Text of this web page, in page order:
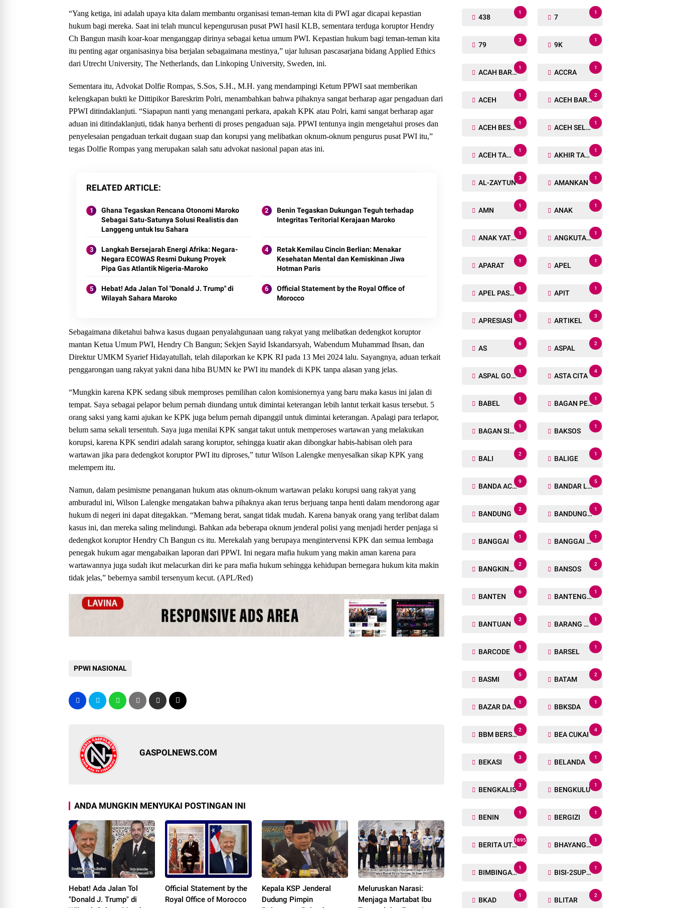
“Yang ketiga, ini adalah upaya kita dalam membantu organisasi teman-teman kita di PWI agar dicapai kepastian
hukum bagi mereka. Saat ini telah muncul kepengurusan pusat PWI hasil KLB, sementara terduga koruptor Hendry
Ch Bangun masih koar-koar menganggap dirinya sebagai ketua umum PWI. Kepastian hukum bagi teman-teman kita
itu penting agar organisasinya bisa berjalan sebagaimana mestinya,” ujar lulusan pascasarjana bidang Applied Ethics
dari Utrecht University, The Netherlands, dan Linkoping University, Sweden, ini.
Sementara itu, Advokat Dolfie Rompas, S.Sos, S.H., M.H. yang mendampingi Ketum PPWI saat memberikan
kelengkapan bukti ke Dittipikor Bareskrim Polri, menambahkan bahwa pihaknya sangat berharap agar pengaduan dari
PPWI ditindaklanjuti. “Siapapun nanti yang menangani perkara, apakah KPK atau Polri, kami sangat berharap agar
aduan ini ditindaklanjuti, tidak hanya berhenti di proses pengaduan saja. PPWI tentunya ingin mengetahui proses dan
penyelesaian pengaduan terkait dugaan suap dan korupsi yang melibatkan oknum-oknum pengurus pusat PWI itu,”
tegas Dolfie Rompas yang merupakan salah satu advokat nasional papan atas ini.
RELATED ARTICLE
Ghana Tegaskan Rencana Otonomi Maroko
Sebagai Satu-Satunya Solusi Realistis dan
Langgeng untuk Isu Sahara
Benin Tegaskan Dukungan Teguh terhadap
Integritas Teritorial Kerajaan Maroko
Langkah Bersejarah Energi Afrika: Negara-
Negara ECOWAS Resmi Dukung Proyek
Pipa Gas Atlantik Nigeria-Maroko
Retak Kemilau Cincin Berlian: Menakar
Kesehatan Mental dan Kemiskinan Jiwa
Hotman Paris
Hebat! Ada Jalan Tol "Donald J. Trump" di
Wilayah Sahara Maroko
Official Statement by the Royal Office of
Morocco
Sebagaimana diketahui bahwa kasus dugaan penyalahgunaan uang rakyat yang melibatkan dedengkot koruptor
mantan Ketua Umum PWI, Hendry Ch Bangun; Sekjen Sayid Iskandarsyah, Wabendum Muhammad Ihsan, dan
Direktur UMKM Syarief Hidayatullah, telah dilaporkan ke KPK RI pada 13 Mei 2024 lalu. Sayangnya, aduan terkait
penggarongan uang rakyat yakni dana hiba BUMN ke PWI itu mandek di KPK tanpa alasan yang jelas.
“Mungkin karena KPK sedang sibuk memproses pemilihan calon komisionernya yang baru maka kasus ini jalan di
tempat. Saya sebagai pelapor belum pernah diundang untuk dimintai keterangan lebih lantut terkait kasus tersebut. 5
orang saksi yang kami ajukan ke KPK juga belum pernah dipanggil untuk dimintai keterangan. Apalagi para terlapor,
belum sama sekali tersentuh. Saya juga menilai KPK sangat takut untuk memperoses wartawan yang melakukan
korupsi, karena KPK sendiri adalah sarang koruptor, sehingga kuatir akan dibongkar habis-habisan oleh para
wartawan jika para dedengkot koruptor PWI itu diproses,” tutur Wilson Lalengke menyesalkan sikap KPK yang
melempem itu.
Namun, dalam pesimisme penanganan hukum atas oknum-oknum wartawan pelaku korupsi uang rakyat yang
amburadul ini, Wilson Lalengke mengatakan bahwa pihaknya akan terus berjuang tanpa henti dalam mendorong agar
hukum di negeri ini dapat ditegakkan. “Memang berat, sangat tidak mudah. Karena banyak orang yang terlibat dalam
kasus ini, dan mereka saling melindungi. Bahkan ada beberapa oknum jenderal polisi yang menjadi herder penjaga si
dedengkot koruptor Hendry Ch Bangun cs itu. Merekalah yang berupaya mengintervensi KPK dan semua lembaga
penegak hukum agar mengabaikan laporan dari PPWI. Ini negara mafia hukum yang makin aman karena para
wartawannya juga sudah ikut melacurkan diri ke para mafia hukum sehingga kehidupan bernegara hukum kita makin
tidak jelas,” bebernya sambil tersenyum kecut. (APL/Red)
PPWI NASIONAL
GASPOLNEWS.COM
ANDA MUNGKIN MENYUKAI POSTINGAN INI
Hebat! Ada Jalan Tol
"Donald J. Trump" di
Official Statement by the
Royal Office of Morocco
Kepala KSP Jenderal
Dudung Pimpin
Meluruskan Narasi:
Menjaga Martabat Ibu
438
1
7
1
79
3
9K
1
ACAH BARAT
1
ACCRA
1
ACEH
1
ACEH BARAT
2
ACEH BESAR
1
ACEH SELATAN
1
ACEH TAMIANG
1
AKHIR TAHUN
1
AL-ZAYTUN
3
AMANKAN
1
AMN
1
ANAK
1
ANAK YATIM
1
ANGKUTAN TRANSPORTASI
1
APARAT
1
APEL
1
APEL PASUKAN
1
APIT
1
APRESIASI
1
ARTIKEL
3
AS
6
ASPAL
2
ASPAL GORENG
1
ASTA CITA
4
BABEL
1
BAGAN PETE
1
BAGAN SIAPIN API
1
BAKSOS
1
BALI
2
BALIGE
1
BANDA ACEH
9
BANDAR LAMPUNG
5
BANDUNG
2
BANDUNG BARAT
1
BANGGAI
1
BANGGAI LAUT
1
BANGKINANG
2
BANSOS
2
BANTEN
6
BANTENG RAIDERS
1
BANTUAN
2
BARANG TUAKA
1
BARCODE
1
BARSEL
1
BASMI
5
BATAM
2
BAZAR DAN BAKSOS RAMADHAN
1
BBKSDA
1
BBM BERSUBSIDI
2
BEA CUKAI
4
BEKASI
3
BELANDA
1
BENGKALIS
3
BENGKULU
1
BENIN
1
BERGIZI
1
BERITA UTAMA
1895
BHAYANGKARA RUN
1
BIMBINGAN ROHANI
1
BISI-2SUPER
1
BKAD
1
BLITAR
2